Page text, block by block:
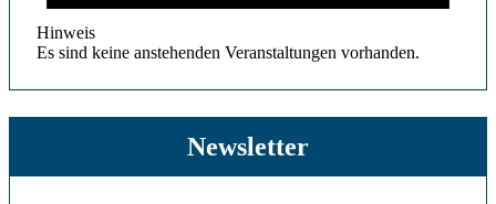
Hinweis
Es sind keine anstehenden Veranstaltungen vorhanden.
Newsletter